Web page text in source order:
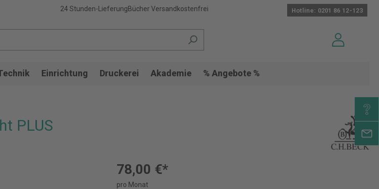
24 Stunden-LieferungBücher Versandkostenfrei Hotline: 0201 86 12-123
Einrichtung Druckerei Akademie % Angebote %
PLUS
78,00 €*
pro Monat